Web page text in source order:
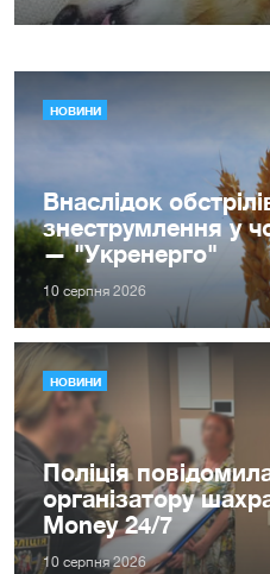
НОВИНИ
Внаслідок
знеструмлення у
— "Укренерго"
10 серпня 2026
НОВИНИ
Поліція
організатору
Money 24/7
10 серпня 2026